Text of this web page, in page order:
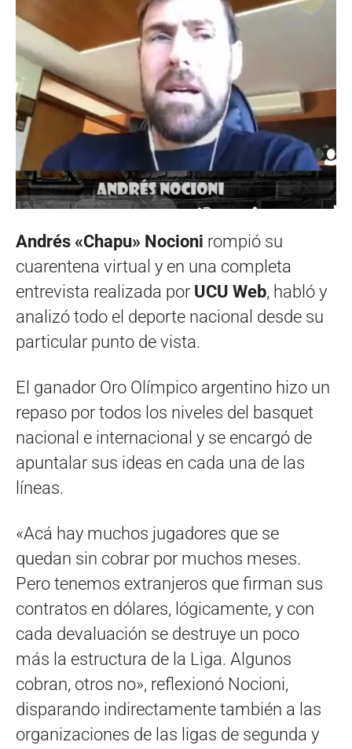
Andrés «Chapu» Nocioni rompió su
cuarentena virtual y en una completa
entrevista realizada por UCU Web, habló y
analizó todo el deporte nacional desde su
particular punto de vista.
El ganador Oro Olímpico argentino hizo un
repaso por todos los niveles del basquet
nacional e internacional y se encargó de
apuntalar sus ideas en cada una de las
líneas.
«Acá hay muchos jugadores que se
quedan sin cobrar por muchos meses.
Pero tenemos extranjeros que firman sus
contratos en dólares, lógicamente, y con
cada devaluación se destruye un poco
más la estructura de la Liga. Algunos
cobran, otros no», reflexionó Nocioni,
disparando indirectamente también a las
organizaciones de las ligas de segunda y